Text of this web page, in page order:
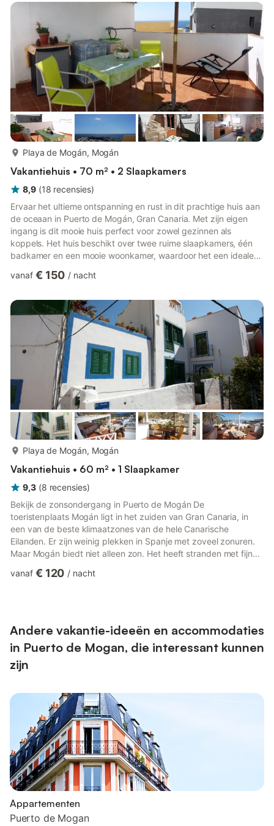
Mogán is een van de meest pittoreske en aangename enclaves
aan de zuidkant van Gran Canaria. Het is een ideale plek als j...
Playa de Mogán, Mogán
Vakantiehuis • 70 m² • 2 Slaapkamers
8,9 (18 recensies)
Ervaar het ultieme ontspanning en rust in dit prachtige huis aan
de oceaan in Puerto de Mogán, Gran Canaria. Met zijn eigen
ingang is dit mooie huis perfect voor zowel gezinnen als
koppels. Het huis beschikt over twee ruime slaapkamers, één
badkamer en een mooie woonkamer, waardoor het een ideale
Gelegen in het hart van Puerto de Mogán, ligt dit charmante
adembenemend uitzicht op de oceaan. De accommodatie
beschikt over een zonnig dakterras, perfect om te genieten van
vanaf € 150 / nacht
Playa de Mogán, Mogán
Vakantiehuis • 60 m² • 1 Slaapkamer
9,3 (8 recensies)
Bekijk de zonsondergang in Puerto de Mogán De
toeristenplaats Mogán ligt in het zuiden van Gran Canaria, in
een van de beste klimaatzones van de hele Canarische
Eilanden. Er zijn weinig plekken in Spanje met zoveel zonuren.
Maar Mogán biedt niet alleen zon. Het heeft stranden met fijn
de ideale plek voor wie op zoek is naar een rustige hoek om na
vanaf € 120 / nacht
Andere vakantie-ideeën en accommodaties
in Puerto de Mogan, die interessant kunnen
zijn
Appartementen
Puerto de Mogan